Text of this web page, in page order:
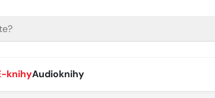
knihyAudioknihy